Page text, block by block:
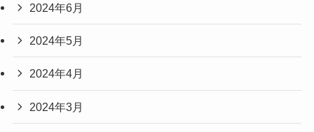
2024年6月
2024年5月
2024年4月
2024年3月